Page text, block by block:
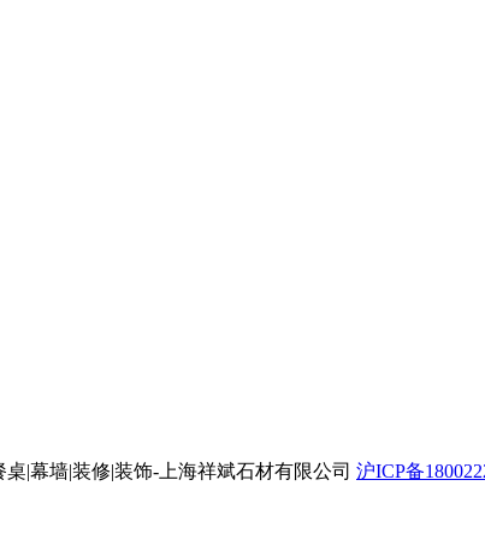
桌|幕墙|装修|装饰-上海祥斌石材有限公司 沪ICP备